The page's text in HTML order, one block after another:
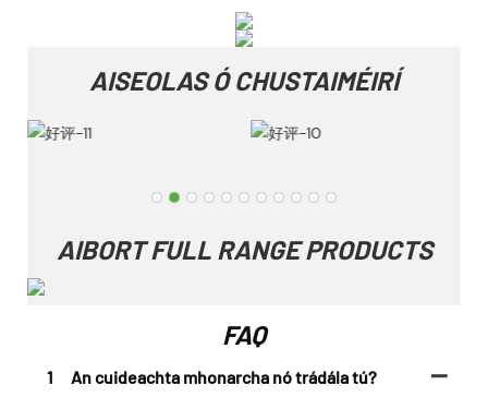
AISEOLAS Ó CHUSTAIMÉIRÍ
AIBORT FULL RANGE PRODUCTS
FAQ
1 An cuideachta mhonarcha nó trádála tú?